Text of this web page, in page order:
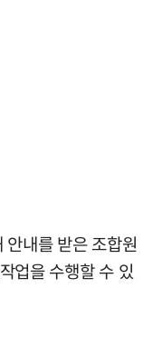
내를 받은 조합원
업을 수행할 수 있